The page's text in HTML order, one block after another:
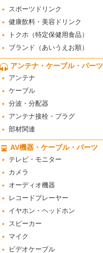
スポーツドリンク
健康飲料・美容ドリンク
トクホ（特定保健用食品）
ブランド（あいうえお順）
アンテナ・ケーブル・パーツ
アンテナ
ケーブル
分波・分配器
アンテナ接栓・プラグ
部材関連
AV機器・ケーブル・パーツ
テレビ・モニター
カメラ
オーディオ機器
レコードプレーヤー
イヤホン・ヘッドホン
スピーカー
マイク
ビデオケーブル